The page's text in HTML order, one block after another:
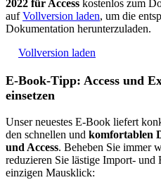
2022 für Access kostenlos zum
aufVollversion laden, um die
Dokumentation herunterzuladen.
Vollversion laden
E-Book-Tipp: Access und
einsetzen
Unser neuestes E-Book liefert
den schnellen und komfortablen
und Access. Beheben Sie immer
reduzieren Sie lästige Import- und
einzigen Mausklick: